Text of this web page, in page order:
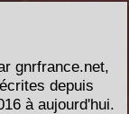
gnrfrance.net,
depuis
à aujourd'hui.